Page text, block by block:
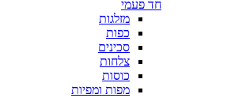
חד פעמי
מזלגות
כפות
סכינים
צלחות
כוסות
מפות ומפיות